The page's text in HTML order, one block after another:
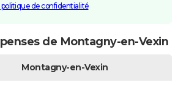
de confidentialité
de Montagny-en-Vexin
Montagny-en-Vexin